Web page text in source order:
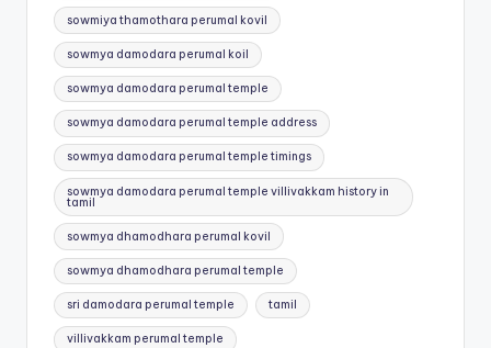
sowmiya thamothara perumal kovil
sowmya damodara perumal koil
sowmya damodara perumal temple
sowmya damodara perumal temple address
sowmya damodara perumal temple timings
sowmya damodara perumal temple villivakkam history in
tamil
sowmya dhamodhara perumal kovil
sowmya dhamodhara perumal temple
sri damodara perumal temple tamil
villivakkam perumal temple